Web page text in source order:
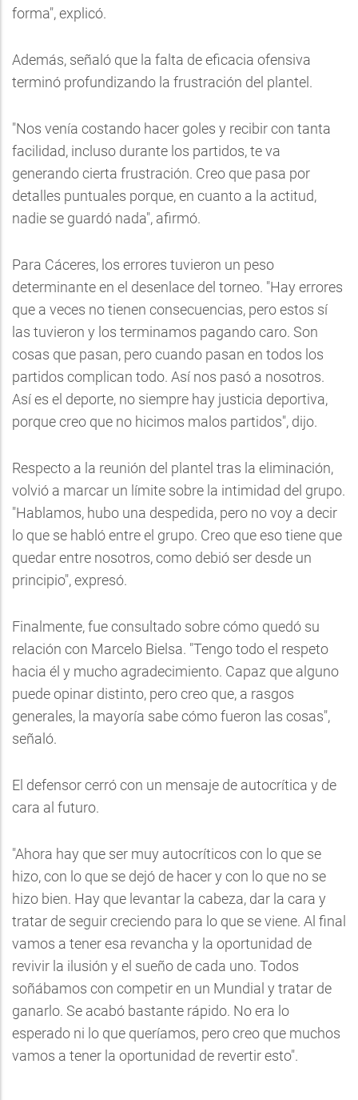
forma", explicó.
Además, señaló que la falta de eficacia ofensiva
terminó profundizando la frustración del plantel.
"Nos venía costando hacer goles y recibir con tanta
facilidad, incluso durante los partidos, te va
generando cierta frustración. Creo que pasa por
detalles puntuales porque, en cuanto a la actitud,
nadie se guardó nada", afirmó.
Para Cáceres, los errores tuvieron un peso
determinante en el desenlace del torneo. "Hay errores
que a veces no tienen consecuencias, pero estos sí
las tuvieron y los terminamos pagando caro. Son
cosas que pasan, pero cuando pasan en todos los
partidos complican todo. Así nos pasó a nosotros.
Así es el deporte, no siempre hay justicia deportiva,
porque creo que no hicimos malos partidos", dijo.
Respecto a la reunión del plantel tras la eliminación,
volvió a marcar un límite sobre la intimidad del grupo.
"Hablamos, hubo una despedida, pero no voy a decir
lo que se habló entre el grupo. Creo que eso tiene que
quedar entre nosotros, como debió ser desde un
principio", expresó.
Finalmente, fue consultado sobre cómo quedó su
relación con Marcelo Bielsa. "Tengo todo el respeto
hacia él y mucho agradecimiento. Capaz que alguno
puede opinar distinto, pero creo que, a rasgos
generales, la mayoría sabe cómo fueron las cosas",
señaló.
El defensor cerró con un mensaje de autocrítica y de
cara al futuro.
"Ahora hay que ser muy autocríticos con lo que se
hizo, con lo que se dejó de hacer y con lo que no se
hizo bien. Hay que levantar la cabeza, dar la cara y
tratar de seguir creciendo para lo que se viene. Al final
vamos a tener esa revancha y la oportunidad de
revivir la ilusión y el sueño de cada uno. Todos
soñábamos con competir en un Mundial y tratar de
ganarlo. Se acabó bastante rápido. No era lo
esperado ni lo que queríamos, pero creo que muchos
vamos a tener la oportunidad de revertir esto".